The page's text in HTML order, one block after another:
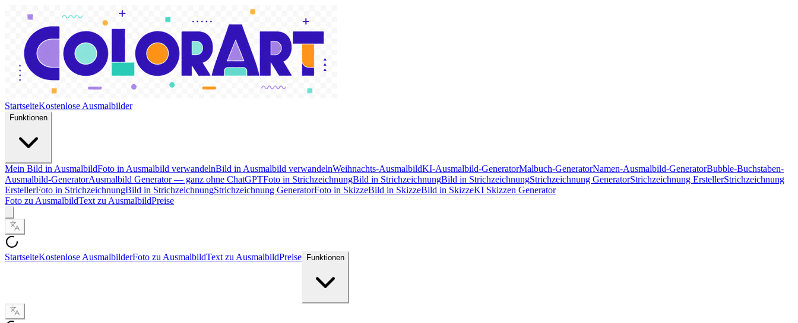
StartseiteKostenlose Ausmalbilder
Funktionen
Mein Bild in AusmalbildFoto in Ausmalbild verwandelnBild in Ausmalbild verwandelnWeihnachts-AusmalbildKI-Ausmalbild-GeneratorMalbuch-GeneratorNamen-Ausmalbild-GeneratorBubble-Buchstaben-
Ausmalbild-GeneratorAusmalbild Generator — ganz ohne ChatGPTFoto in StrichzeichnungBild in StrichzeichnungBild in StrichzeichnungStrichzeichnung GeneratorStrichzeichnung ErstellerStrichzeichnung
ErstellerFoto in StrichzeichnungBild in StrichzeichnungStrichzeichnung GeneratorFoto in SkizzeBild in SkizzeBild in SkizzeKI Skizzen Generator
Foto zu AusmalbildText zu AusmalbildPreise
StartseiteKostenlose AusmalbilderFoto zu AusmalbildText zu AusmalbildPreise Funktionen